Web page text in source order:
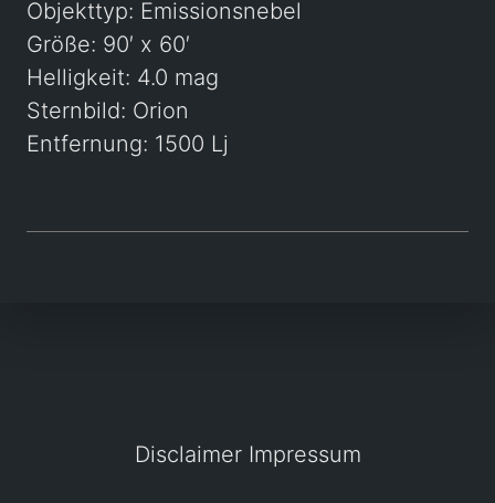
Objekttyp: Emissionsnebel
Größe: 90′ x 60′
Helligkeit: 4.0 mag
Sternbild: Orion
Entfernung: 1500 Lj
Disclaimer Impressum